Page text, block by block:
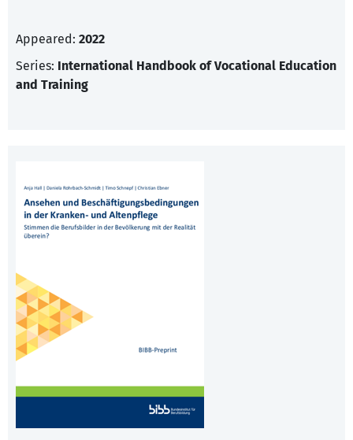
Appeared: 2022
Series: International Handbook of Vocational Education
and Training